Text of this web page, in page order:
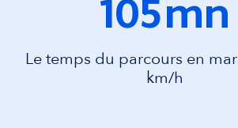
105mn
Le temps du parcours en
km/h